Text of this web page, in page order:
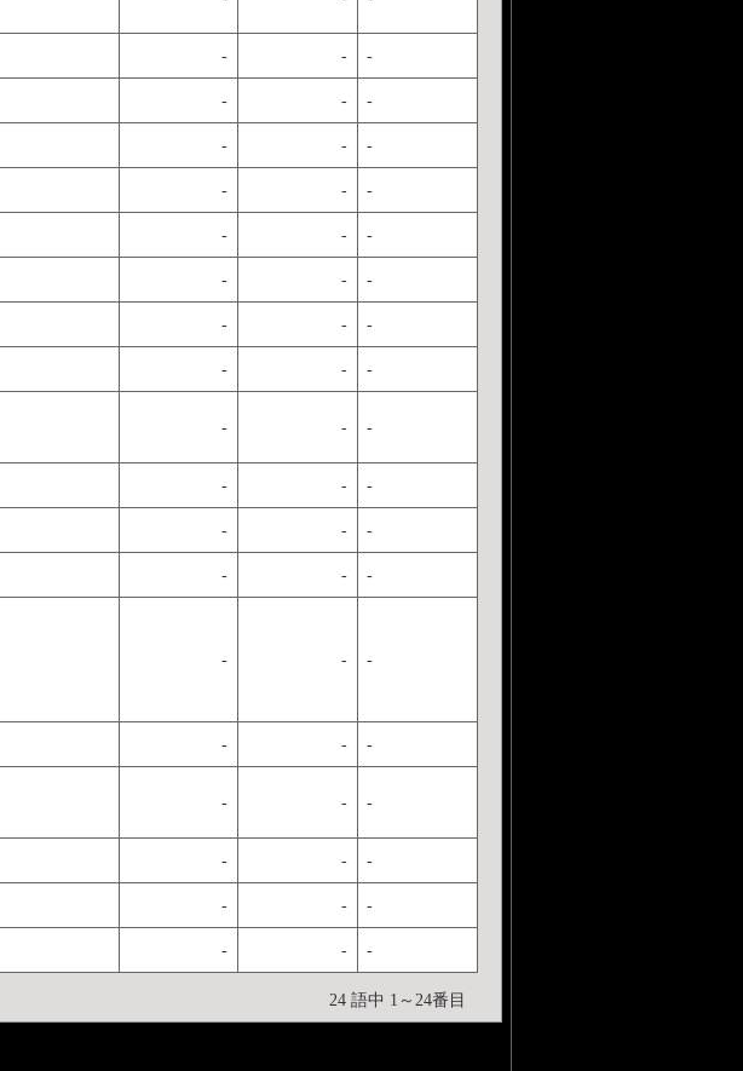
- - -
- - -
- - -
- - -
- - -
- - -
- - -
- - -
- - -
- - -
- - -
- - -
- - -
- - -
- - -
- - -
- - -
- - -
24 語中 1～24番目